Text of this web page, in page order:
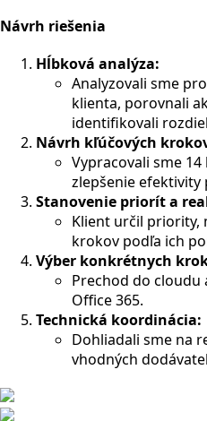
Návrh riešenia
Hĺbková analýza:
Analyzovali sme
klienta, porovnali
identifikovali
Návrh kľúčových
Vypracovali sme
zlepšenie efektivity
Stanovenie priorít a
Klient určil priority,
krokov podľa ich
Výber konkrétnych
Prechod do cloudu
Office 365.
Technická koordinácia:
Dohliadali sme na
vhodných